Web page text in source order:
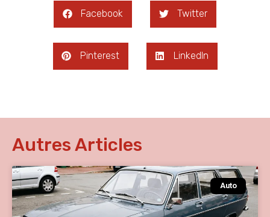
Facebook Twitter
Pinterest LinkedIn
Autres Articles
Auto